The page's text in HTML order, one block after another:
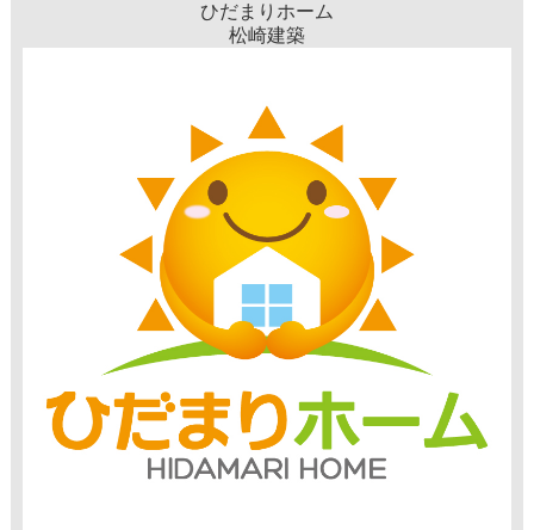
ひだまりホーム
松崎建築